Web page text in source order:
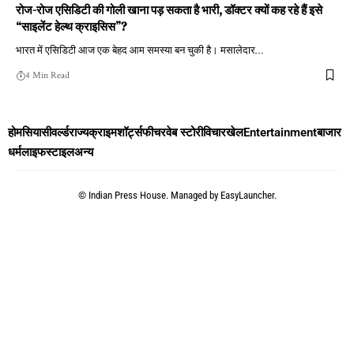
रोज-रोज एसिडिटी की गोली खाना पड़ सकता है भारी, डॉक्टर क्यों कह रहे हैं इसे
“साइलेंट हेल्थ क्राइसिस”?
भारत में एसिडिटी आज एक बेहद आम समस्या बन चुकी है। मसालेदार…
4 Min Read
होमसियासीवर्ल्डराज्यक्राइमशॉर्ट्सफीचरवेब स्टोरीविचारखेलEntertainmentबाजार
धर्मलाइफस्टाइलअन्य
© Indian Press House. Managed by EasyLauncher.